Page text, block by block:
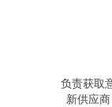
负责获取
新供应